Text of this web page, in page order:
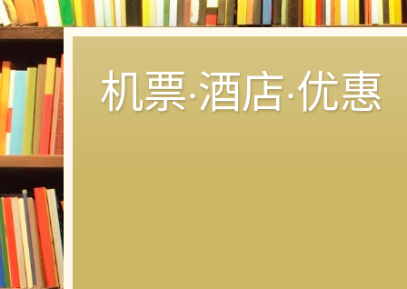
机票·酒店·优惠